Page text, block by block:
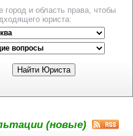
город и область права, чтобы
юриста:
(новые)